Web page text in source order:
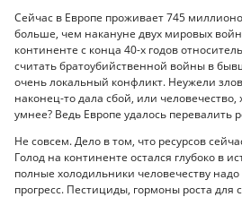
Сейчас в Европе проживает 745
больше, чем накануне двух мировых
континенте с конца 40-х годов
считать братоубийственной войны в
очень локальный конфликт. Неужели
наконец-то дала сбой, или человечество,
умнее? Ведь Европе удалось перевалить
Не совсем. Дело в том, что ресурсов
Голод на континенте остался глубоко в
полные холодильники человечеству
прогресс. Пестициды, гормоны роста для